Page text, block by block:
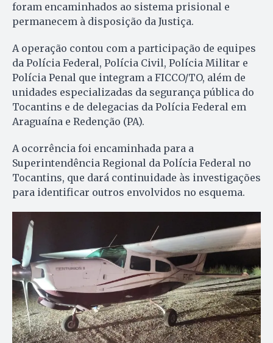
foram encaminhados ao sistema prisional e
permanecem à disposição da Justiça.
A operação contou com a participação de equipes
da Polícia Federal, Polícia Civil, Polícia Militar e
Polícia Penal que integram a FICCO/TO, além de
unidades especializadas da segurança pública do
Tocantins e de delegacias da Polícia Federal em
Araguaína e Redenção (PA).
A ocorrência foi encaminhada para a
Superintendência Regional da Polícia Federal no
Tocantins, que dará continuidade às investigações
para identificar outros envolvidos no esquema.